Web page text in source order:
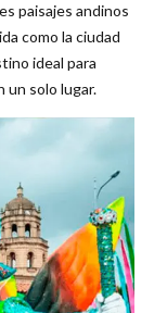
paisajes andinos
como la ciudad
ideal para
un solo lugar.